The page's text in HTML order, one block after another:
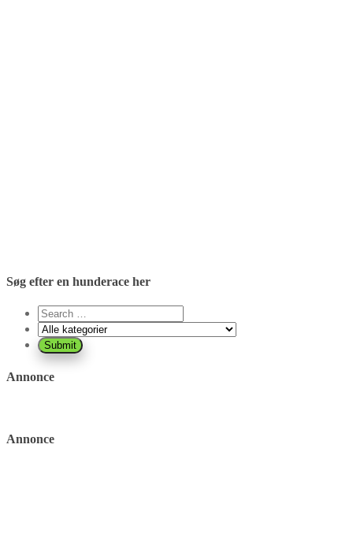
Søg efter en hunderace her
Annonce
Annonce